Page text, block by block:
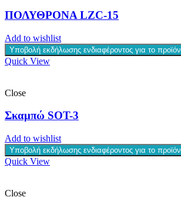
ΠΟΛΥΘΡΟΝΑ LZC-15
Add to wishlist
Υποβολή εκδήλωσης ενδιαφέροντος για το προϊόν
Quick View
Close
Σκαμπώ SOT-3
Add to wishlist
Υποβολή εκδήλωσης ενδιαφέροντος για το προϊόν
Quick View
Close